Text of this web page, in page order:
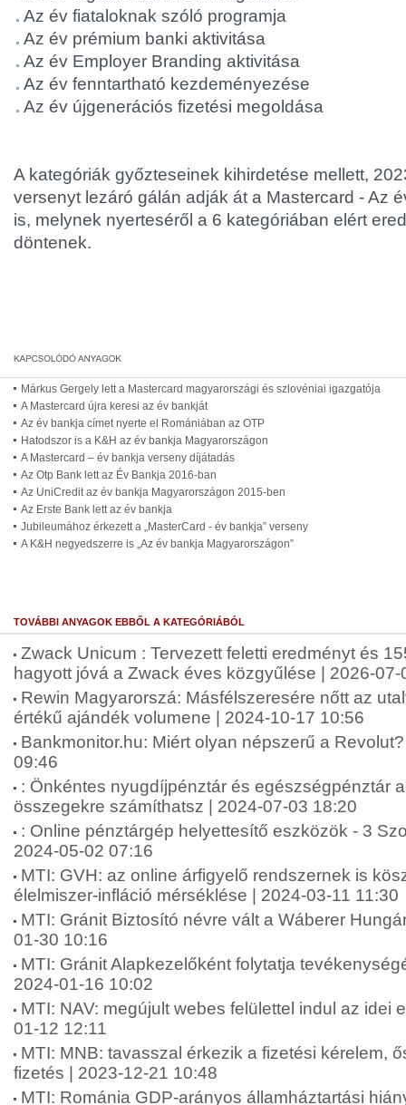
Az év fiataloknak szóló programja
Az év prémium banki aktivitása
Az év Employer Branding aktivitása
Az év fenntartható kezdeményezése
Az év újgenerációs fizetési megoldása
A kategóriák győzteseinek kihirdetése mellett,
versenyt lezáró gálán adják át a Mastercard - Az
is, melynek nyerteséről a 6 kategóriában elért
döntenek.
Márkus Gergely lett a Mastercard magyarországi és szlovéniai igazgatója
A Mastercard újra keresi az év bankját
Az év bankja címet nyerte el Romániában az OTP
Hatodszor is a K&H az év bankja Magyarországon
A Mastercard – év bankja verseny díjátadás
Az Otp Bank lett az Év Bankja 2016-ban
Az UniCredit az év bankja Magyarországon 2015-ben
Az Erste Bank lett az év bankja
Jubileumához érkezett a „MasterCard - év bankja” verseny
A K&H negyedszerre is „Az év bankja Magyarországon”
TOVÁBBI ANYAGOK EBBŐL A KATEGÓRIÁBÓL
Zwack Unicum : Tervezett feletti eredményt és
hagyott jóvá a Zwack éves közgyűlése | 2026-07-
Rewin Magyarorszá: Másfélszeresére nőtt az
értékű ajándék volumene | 2024-10-17 10:56
Bankmonitor.hu: Miért olyan népszerű a
09:46
: Önkéntes nyugdíjpénztár és egészségpénztár
összegekre számíthatsz | 2024-07-03 18:20
: Online pénztárgép helyettesítő eszközök - 3
2024-05-02 07:16
MTI: GVH: az online árfigyelő rendszernek is
élelmiszer-infláció mérséklése | 2024-03-11 11:30
MTI: Gránit Biztosító névre vált a Wáberer
01-30 10:16
MTI: Gránit Alapkezelőként folytatja
2024-01-16 10:02
MTI: NAV: megújult webes felülettel indul az idei
01-12 12:11
MTI: MNB: tavasszal érkezik a fizetési kérelem,
fizetés | 2023-12-21 10:48
MTI: Románia GDP-arányos államháztartási